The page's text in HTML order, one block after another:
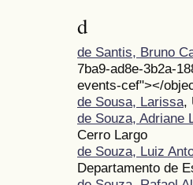
d
de Santis, Bruno
7ba9-ad8e-3b2a-
events-cef"></
de Sousa, Larissa,
de Souza, Adriane
Cerro Largo
de Souza, Luiz
Departamento de